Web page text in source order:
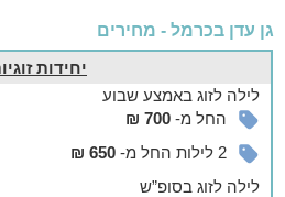
גדול ומאובזר המתאים להכנת ארוחות
פינות ישיבה המפוזרות בכל החצר.
אפשר להזמין
בתיאום מראש ובתוספת תשלום ניתן
ארוחות בוקר וערב עשירות ומגוונות
בחמאם הטורקי של המתחם, עיסויים
גן עדן בכרמל - מחירים
יחידות
לילהלזוג באמצע שבוע
החל מ-700 ₪
2 לילות החל מ-
650 ₪
לילהלזוג בסופ”ש